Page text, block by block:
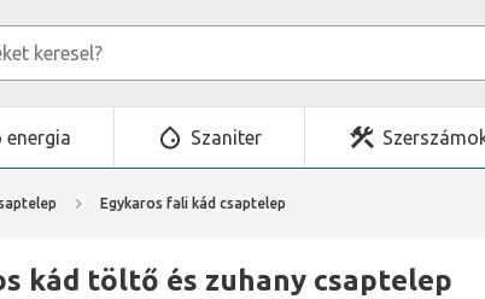
energia Szaniter
Egykaros fali kád csaptelep
kád töltő és zuhany csaptelep